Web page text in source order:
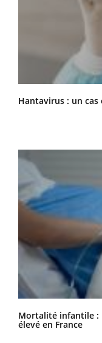
Hantavirus : un
Mortalité infantile :
élevé en France